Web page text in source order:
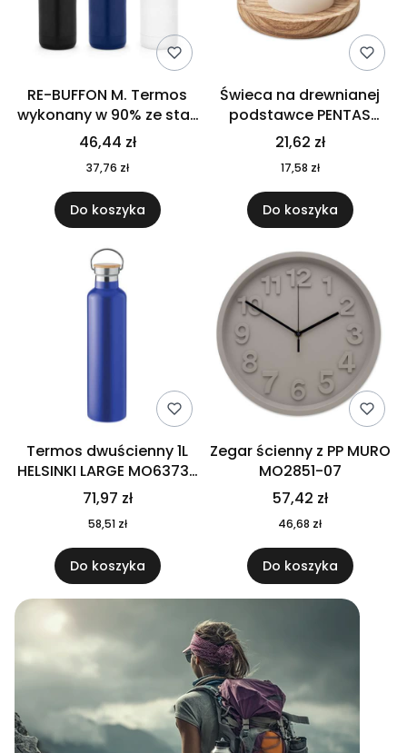
RE-BUFFON M. Termos
wykonany w 90% ze stali
nierdzewnej
pochodzącej z
recyklingu 520 ml 94294
46,44 zł
37,76 zł
Do koszyka
Świeca na drewnianej
podstawce PENTAS
MO6282-40
21,62 zł
17,58 zł
Do koszyka
Termos dwuścienny 1L
HELSINKI LARGE MO6373-
04
71,97 zł
58,51 zł
Do koszyka
Zegar ścienny z PP MURO
MO2851-07
57,42 zł
46,68 zł
Do koszyka